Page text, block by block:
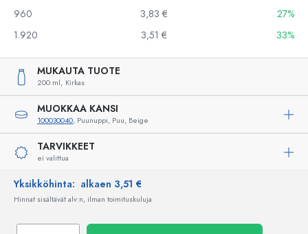
960
3,83 €
27%
1.920
3,51 € 33%
MUKAUTA TUOTE
200 ml, Kirkas
MUOKKAA KANSI
100030040, Puunuppi, Puu, Beige
TARVIKKEET
ei valittua
Yksikköhinta: alkaen 3,51 €
Hinnat sisältävät alv:n, ilman toimituskuluja